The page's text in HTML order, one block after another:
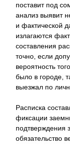
поставит под
анализ выявит
и фактической
излагаются
составления
точно, если
вероятность
было в городе,
выезжал по
Расписка
фиксации
подтверждения
обязательство